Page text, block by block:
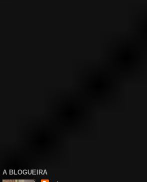
A BLOGUEIRA